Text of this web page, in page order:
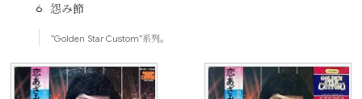
怨み節
“Golden Star Custom”系列。